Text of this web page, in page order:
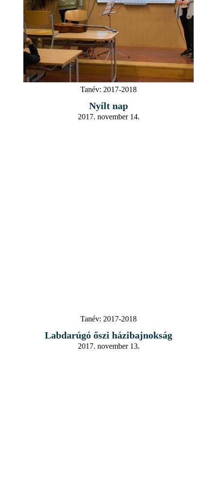
Tanév: 2017-2018
Nyílt nap
2017. november 14.
Tanév: 2017-2018
Labdarúgó őszi házibajnokság
2017. november 13.